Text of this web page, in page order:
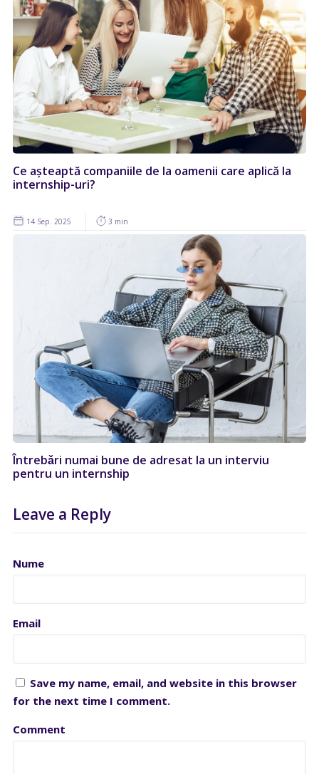
Ce așteaptă companiile de la oamenii care aplică la
internship-uri?
14 Sep. 2025 3 min
Întrebǎri numai bune de adresat la un interviu
pentru un internship
Leave a Reply
Nume
Email
Save my name, email, and website in this browser
for the next time I comment.
Comment